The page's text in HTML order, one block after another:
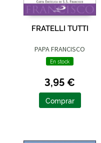
FRATELLI TUTTI
PAPA FRANCISCO
En stock
3,95 €
Comprar